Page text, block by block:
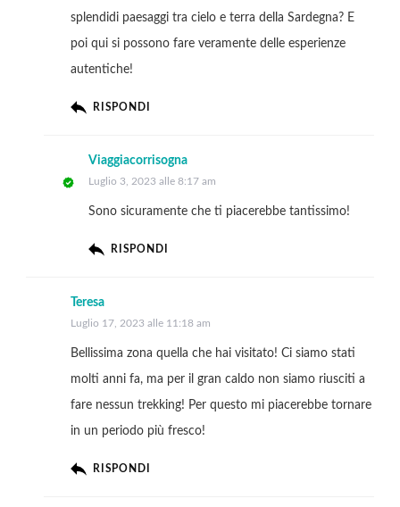
splendidi paesaggi tra cielo e terra della Sardegna? E
poi qui si possono fare veramente delle esperienze
autentiche!
RISPONDI
Viaggiacorrisogna
Luglio 3, 2023 alle 8:17 am
Sono sicuramente che ti piacerebbe tantissimo!
RISPONDI
Teresa
Luglio 17, 2023 alle 11:18 am
Bellissima zona quella che hai visitato! Ci siamo stati
molti anni fa, ma per il gran caldo non siamo riusciti a
fare nessun trekking! Per questo mi piacerebbe tornare
in un periodo più fresco!
RISPONDI